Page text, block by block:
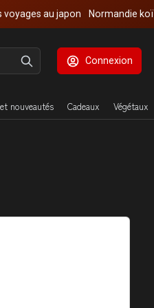
voyages au japon Normandie koï
Connexion
nouveautés Cadeaux Végétaux